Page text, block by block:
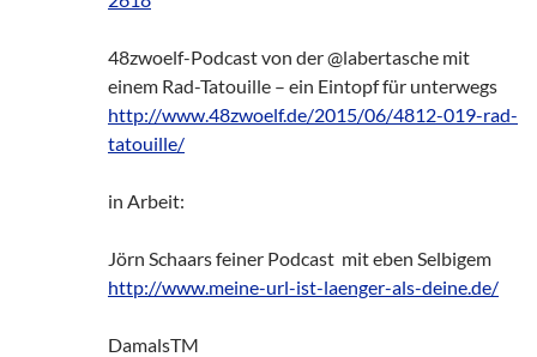
48zwoelf-Podcast von der @labertasche mit
einem Rad-Tatouille – ein Eintopf für unterwegs
http://www.48zwoelf.de/2015/06/4812-019-rad-
tatouille/
in Arbeit:
Jörn Schaars feiner Podcast mit eben Selbigem
http://www.meine-url-ist-laenger-als-deine.de/
DamalsTM